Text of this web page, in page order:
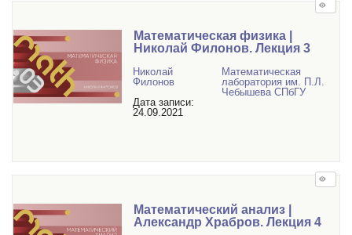
Математическая физика |
Николай Филонов. Лекция 3
Николай
Филонов
Дата записи:
24.09.2021
Математичеcкая
лаборатория им. П.Л.
Чебышева СПбГУ
Математический анализ |
Александр Храбров. Лекция 4